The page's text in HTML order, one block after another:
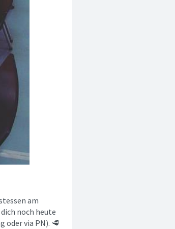
am
noch heute
oder via PN). 🥩